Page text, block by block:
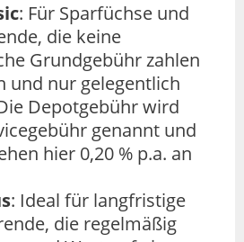
: Für Sparfüchse und
die keine
Grundgebühr zahlen
und nur gelegentlich
Depotgebühr wird
genannt und
hier 0,20 % p.a. an
: Ideal für langfristige
die regelmäßig